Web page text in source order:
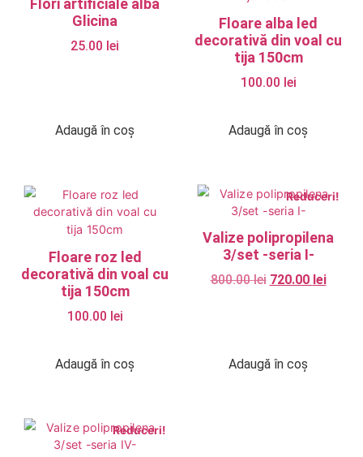
Flori artificiale alba
Glicina
25.00 lei
Adaugă în coș
Floare alba led
decorativă din voal cu
tija 150cm
100.00 lei
Adaugă în coș
Floare roz led
decorativă din voal cu
tija 150cm
100.00 lei
Adaugă în coș
Reduceri!
Valize polipropilena
3/set -seria I-
800.00lei 720.00 lei
Adaugă în coș
Reduceri!